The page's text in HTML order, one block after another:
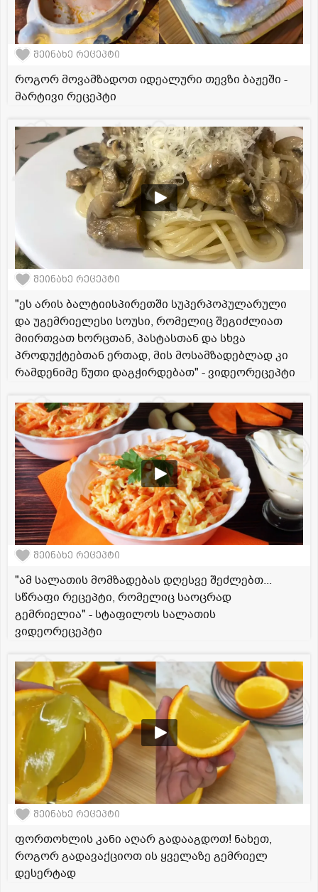
შეინახე რეცეპტი
როგორ მოვამზადოთ იდეალური თევზი ბაჟეში -
მარტივი რეცეპტი
შეინახე რეცეპტი
"ეს არის ბალტიისპირეთში სუპერპოპულარული
და უგემრიელესი სოუსი, რომელიც შეგიძლიათ
მიირთვათ ხორცთან, პასტასთან და სხვა
პროდუქტებთან ერთად, მის მოსამზადებლად კი
რამდენიმე წუთი დაგჭირდებათ" - ვიდეორეცეპტი
შეინახე რეცეპტი
"ამ სალათის მომზადებას დღესვე შეძლებთ...
სწრაფი რეცეპტი, რომელიც საოცრად
გემრიელია" - სტაფილოს სალათის
ვიდეორეცეპტი
შეინახე რეცეპტი
ფორთოხლის კანი აღარ გადააგდოთ! ნახეთ,
როგორ გადავაქციოთ ის ყველაზე გემრიელ
დესერტად